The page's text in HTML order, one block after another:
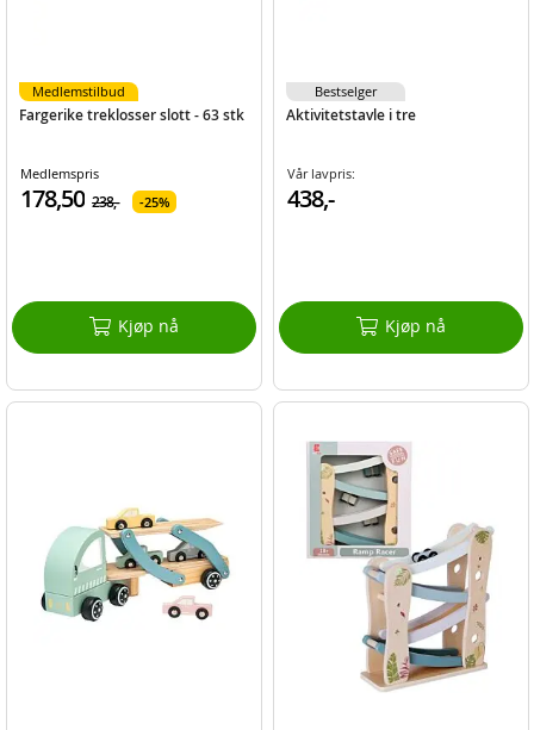
Fargerike treklosser slott - 63 stk
Medlemspris
178,50 238,- 25%
Kjøp nå
Medlemstilbud
Aktivitetstavle i tre
Vår lavpris:
438,-
Kjøp nå
Bestselger